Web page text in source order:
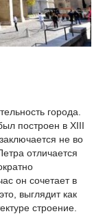
города.
построен в XIII
не во
отличается
он сочетает в
выглядит как
строение.